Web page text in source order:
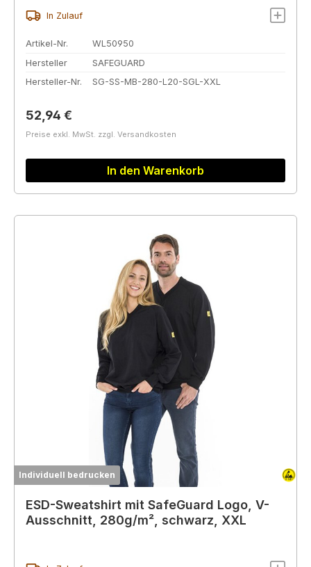
In Zulauf
Artikel-Nr.
WL50950
Hersteller
SAFEGUARD
Hersteller-Nr.
SG-SS-MB-280-L20-SGL-XXL
Regulärer Preis:
52,94 €
Preise exkl. MwSt. zzgl. Versandkosten
In den Warenkorb
Individuell bedrucken
ESD-Sweatshirt mit SafeGuard Logo, V-
Ausschnitt, 280g/m², schwarz, XXL